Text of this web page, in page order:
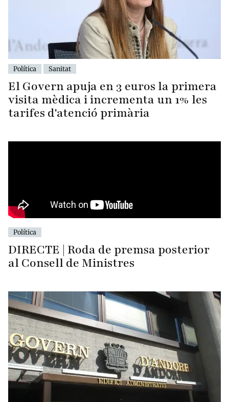
Política Sanitat
El Govern apuja en 3 euros la primera
visita mèdica i incrementa un 1% les
tarifes d'atenció primària
Política
DIRECTE | Roda de premsa posterior
al Consell de Ministres